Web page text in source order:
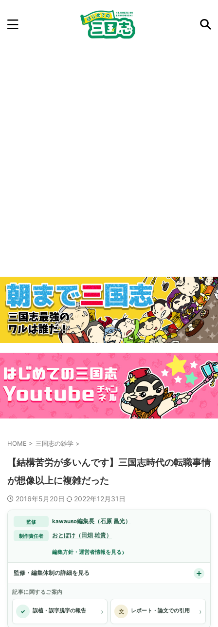
HOME > 三国志の雑学 >
【結構苦労が多いんです】三国志時代の転職事情
が想像以上に複雑だった
2016年5月20日 2022年12月31日
監修 kawauso編集長（石原 昌光）
制作責任者 おとぼけ（田畑 雄貴）
編集方針・運営者情報を見る›
監修・編集体制の詳細を見る
記事に関するご案内
✓ 誤植・誤字脱字の報告 › 文 レポート・論文での引用 ›